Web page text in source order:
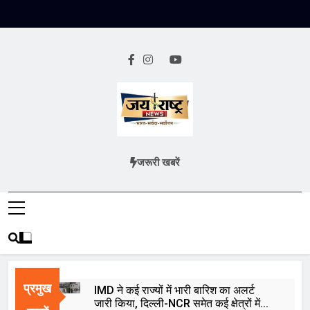
Jai Rashtra
हिंदी समाचार
जरूरी खबरें
प्रमुख
IMD ने कई राज्यों में भारी बारिश का अलर्ट
जारी किया, दिल्ली-NCR समेत कई क्षेत्रों में